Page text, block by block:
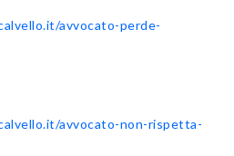
avvocato-perde-
avvocato-non-rispetta-